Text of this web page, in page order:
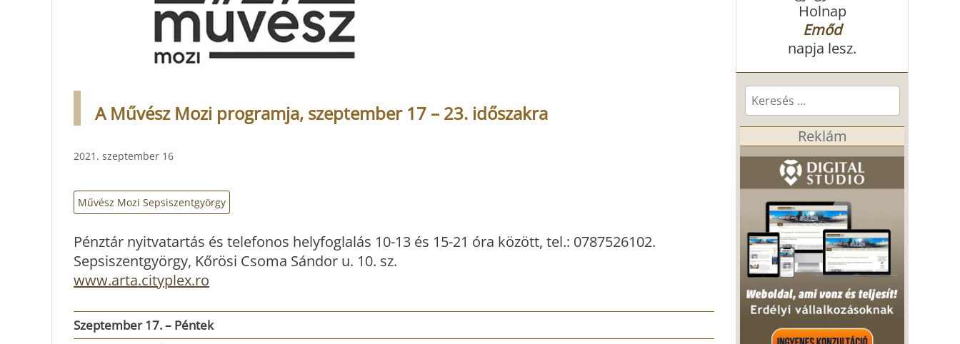
A Művész Mozi programja, szeptember 17 – 23. időszakra
2021. szeptember 16
Művész Mozi Sepsiszentgyörgy
Pénztár nyitvatartás és telefonos helyfoglalás 10-13 és 15-21 óra között, tel.: 0787526102.
Sepsiszentgyörgy, Kőrösi Csoma Sándor u. 10. sz.
www.arta.cityplex.ro
Szeptember 17. – Péntek
Holnap
Emőd
napja lesz.
Keresés...
Reklám